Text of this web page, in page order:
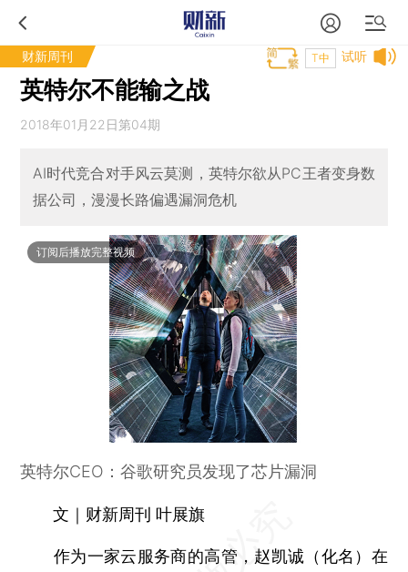
财新周刊 试听
T中
英特尔不能输之战
2018年01月22日第04期
AI时代竞合对手风云莫测，英特尔欲从PC王者变身数
据公司，漫漫长路偏遇漏洞危机
订阅后播放完整视频
英特尔CEO：谷歌研究员发现了芯片漏洞
文｜财新周刊 叶展旗
作为一家云服务商的高管，赵凯诚（化名）在